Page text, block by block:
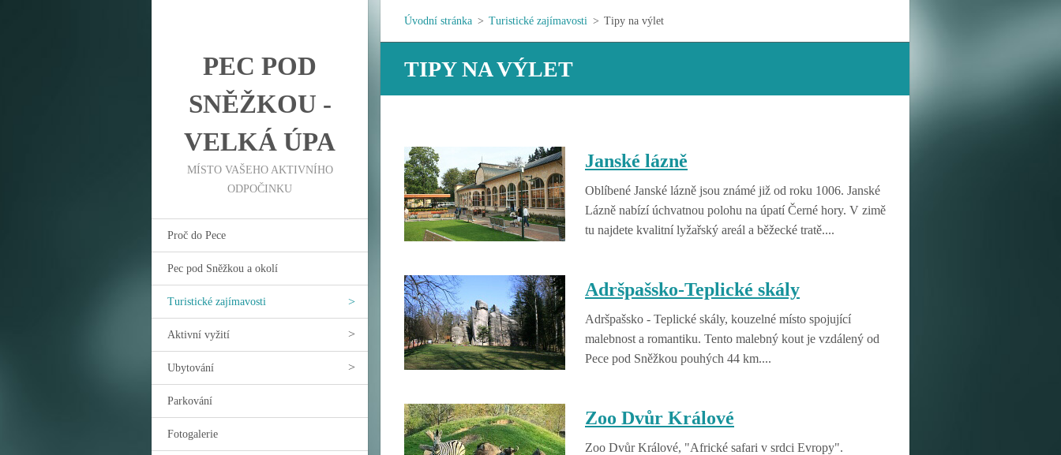
PEC POD
SNĚŽKOU -
VELKÁ ÚPA
MÍSTO VAŠEHO AKTIVNÍHO
ODPOČINKU
Proč do Pece
Pec pod Sněžkou a okolí
Turistické zajímavosti
Aktivní vyžití
Ubytování
Parkování
Fotogalerie
Úvodní stránka > Turistické zajímavosti > Tipy na výlet
TIPY NA VÝLET
Janské lázně
Oblíbené Janské lázně jsou známé již od roku 1006. Janské
Lázně nabízí úchvatnou polohu na úpatí Černé hory. V zimě
tu najdete kvalitní lyžařský areál a běžecké tratě....
Adršpašsko-Teplické skály
Adršpašsko - Teplické skály, kouzelné místo spojující
malebnost a romantiku. Tento malebný kout je vzdálený od
Pece pod Sněžkou pouhých 44 km....
Zoo Dvůr Králové
Zoo Dvůr Králové, "Africké safari v srdci Evropy".